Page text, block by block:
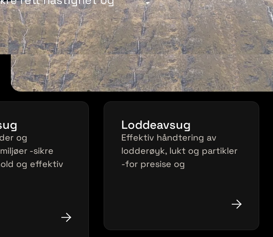
og
-sikre
og effektiv
Loddeavsug
Effektiv håndtering av
lodderøyk, lukt og partikler
-for presise og